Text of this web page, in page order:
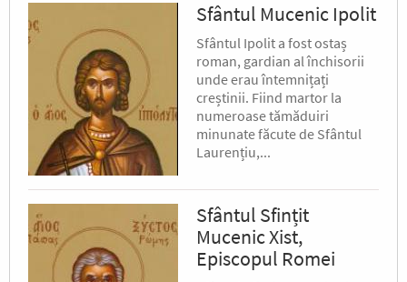
Sfântul Mucenic Ipolit
Sfântul Ipolit a fost ostaș
roman, gardian al închisorii
unde erau întemnițați
creștinii. Fiind martor la
numeroase tămăduiri
minunate făcute de Sfântul
Laurențiu,...
Sfântul Sfințit
Mucenic Xist,
Episcopul Romei